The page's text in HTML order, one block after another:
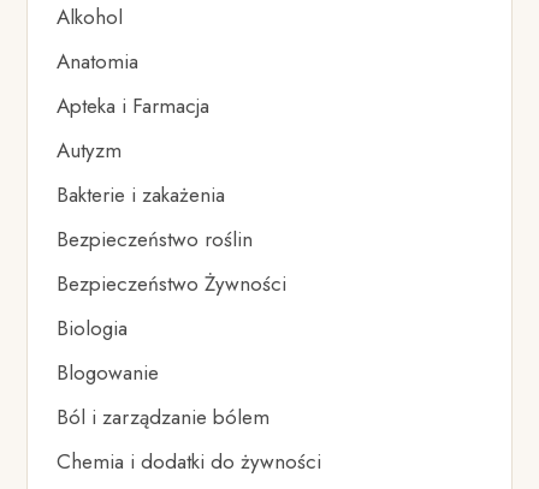
Alkohol
Anatomia
Apteka i Farmacja
Autyzm
Bakterie i zakażenia
Bezpieczeństwo roślin
Bezpieczeństwo Żywności
Biologia
Blogowanie
Ból i zarządzanie bólem
Chemia i dodatki do żywności